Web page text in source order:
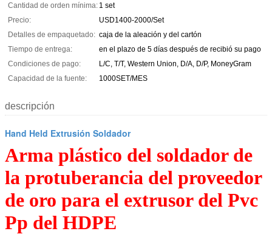
Cantidad de orden mínima: 1 set
Precio:
USD1400-2000/Set
Detalles de empaquetado: caja de la aleación y del cartón
Tiempo de entrega:
en el plazo de 5 días después de recibió su pago
Condiciones de pago:
L/C, T/T, Western Union, D/A, D/P, MoneyGram
Capacidad de la fuente:
1000SET/MES
descripción
Hand Held Extrusión Soldador
Arma plástico del soldador de
la protuberancia del proveedor
de oro para el extrusor del Pvc
Pp del HDPE